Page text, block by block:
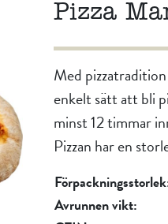
Pizza
Med
enkelt sätt att bli
minst 12 timmar
Pizzan har en
Avrunnen vikt: